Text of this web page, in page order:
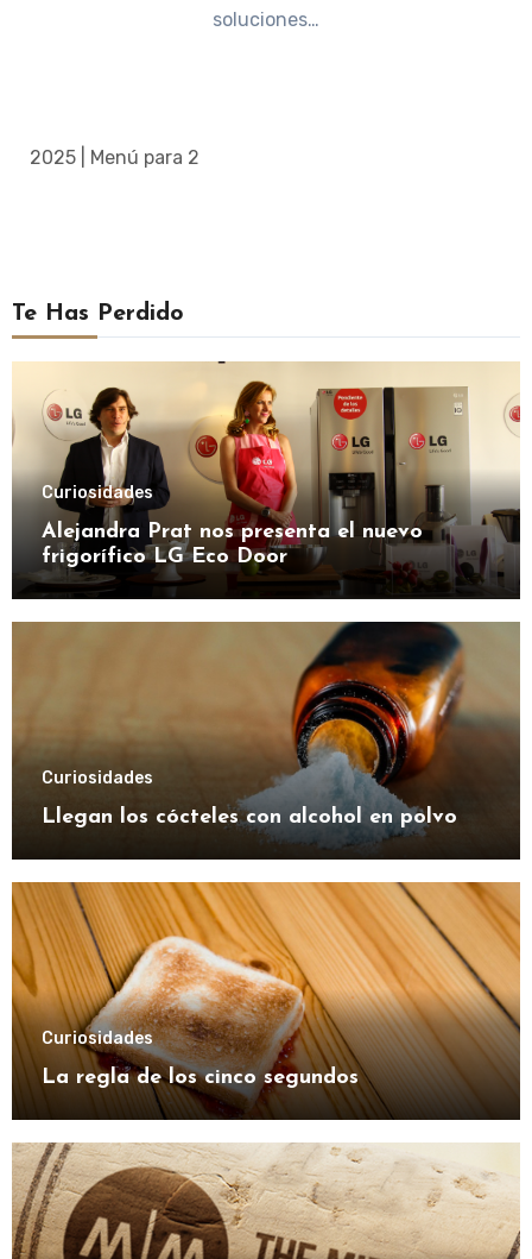
soluciones…
2025 | Menú para 2
Te Has Perdido
Curiosidades
Alejandra Prat nos presenta el nuevo
frigorífico LG Eco Door
Curiosidades
Llegan los cócteles con alcohol en polvo
Curiosidades
La regla de los cinco segundos